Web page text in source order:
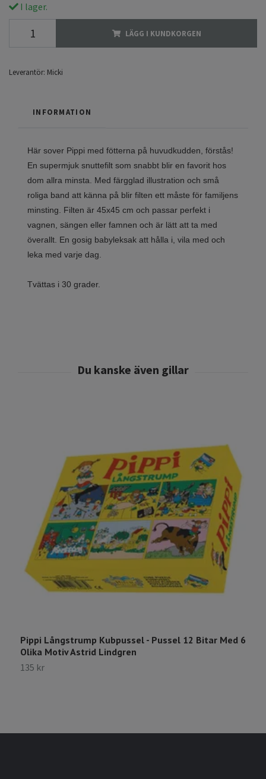
I lager.
LÄGG I KUNDKORGEN
Leverantör: Micki
INFORMATION
Här sover Pippi med fötterna på huvudkudden, förstås!
En supermjuk snuttefilt som snabbt blir en favorit hos
dom allra minsta. Med färgglad illustration och små
roliga band att känna på blir filten ett måste för familjens
minsting. Filten är 45x45 cm och passar perfekt i
vagnen, sängen eller famnen och är lätt att ta med
överallt. En gosig babyleksak att hålla i, vila med och
leka med varje dag.
Tvättas i 30 grader.
Pippi Långstrump Kubpussel - Pussel 12 Bitar Med 6
Olika Motiv Astrid Lindgren
135 kr